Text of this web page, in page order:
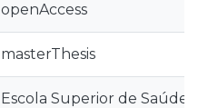
openAccess
masterThesis
Escola Superior de Saúde